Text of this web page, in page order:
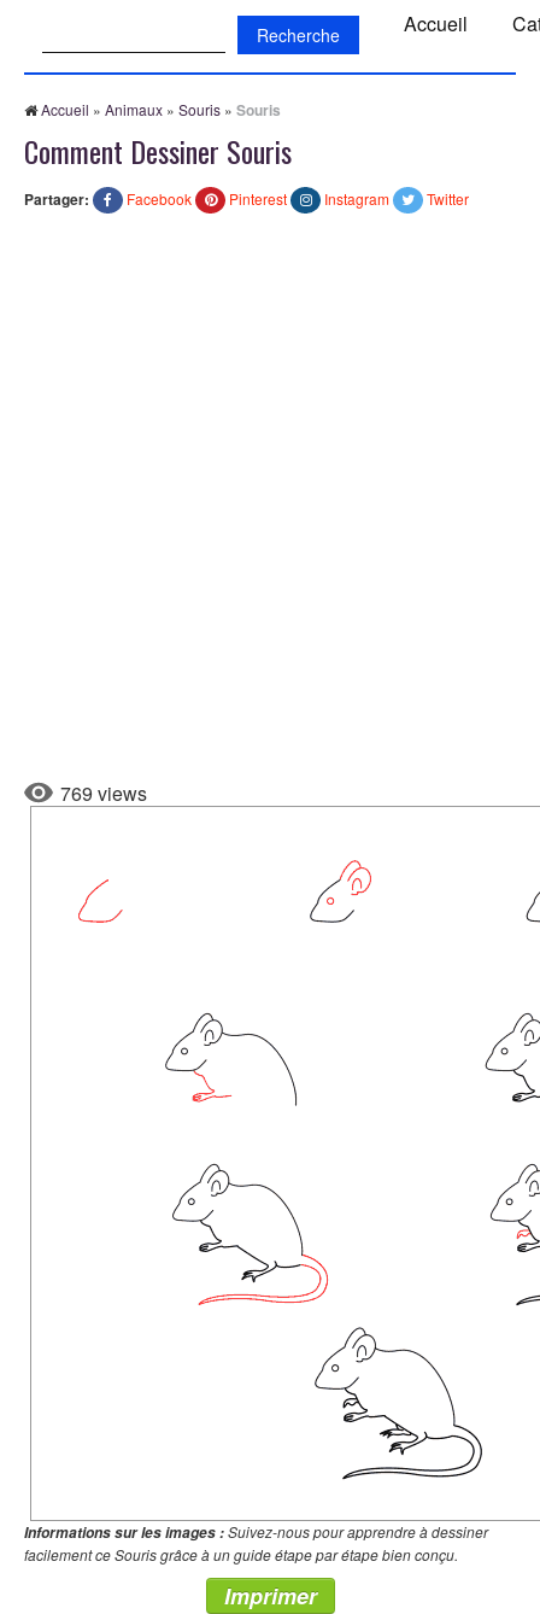
Accueil
Accueil » Animaux » Souris » Souris
Comment Dessiner Souris
Partager: Facebook Pinterest Instagram Twitter
769 views
Informations sur les images :Suivez-nous pour apprendre à dessiner
facilement ce Souris grâce à un guide étape par étape bien conçu.
Imprimer